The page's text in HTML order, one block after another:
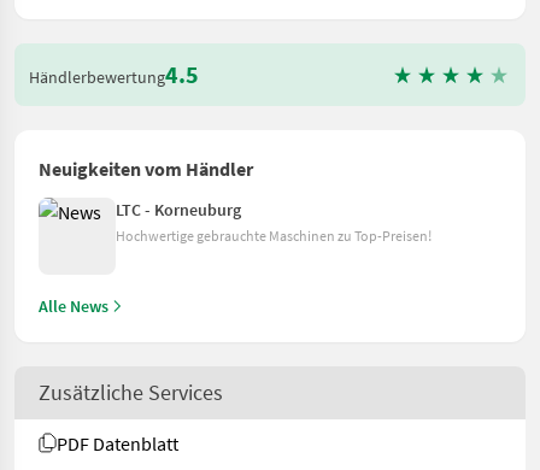
Händlerbewertung4.5
Neuigkeiten vom Händler
LTC - Korneuburg
Hochwertige gebrauchte Maschinen zu Top-Preisen!
Alle News
Zusätzliche Services
PDF Datenblatt